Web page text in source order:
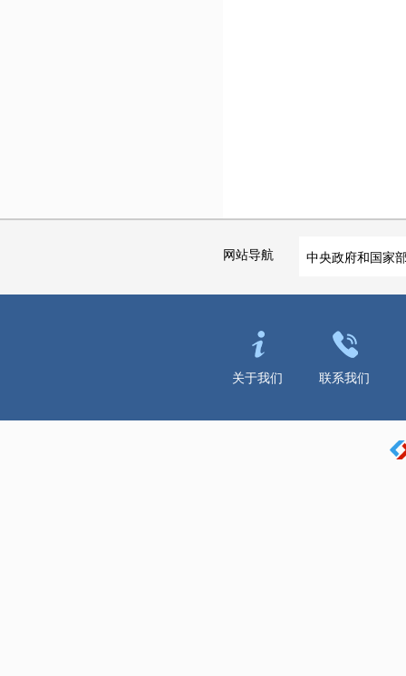
网站导航 中央政府和国家
关于我们 联系我们